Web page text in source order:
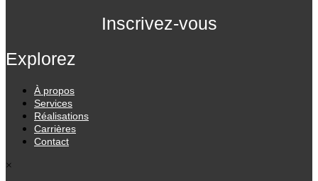
Inscrivez-vous
Explorez
À propos
Services
Réalisations
Carrières
Contact
×